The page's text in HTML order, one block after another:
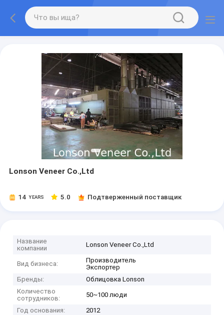
Lonson Veneer Co.,Ltd
14 YEARS 5.0 Подтверженный поставщик
Название
компании
Lonson Veneer Co.,Ltd
Вид бизнеса:
Производитель
Экспортер
Бренды:
Облицовка Lonson
Количество
сотрудников:
50~100 люди
Год основания:
2012